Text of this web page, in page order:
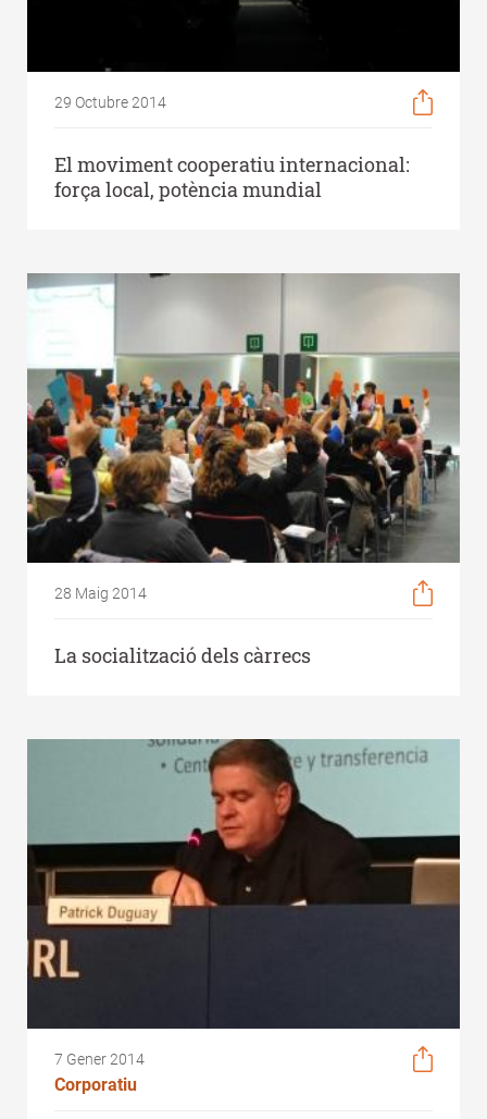
29 Octubre 2014
El moviment cooperatiu internacional:
força local, potència mundial
28 Maig 2014
La socialització dels càrrecs
7 Gener 2014
Corporatiu